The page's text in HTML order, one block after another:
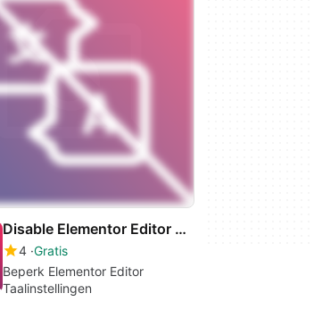
Disable Elementor Editor Translation
4 Gratis
Beperk Elementor Editor
Taalinstellingen